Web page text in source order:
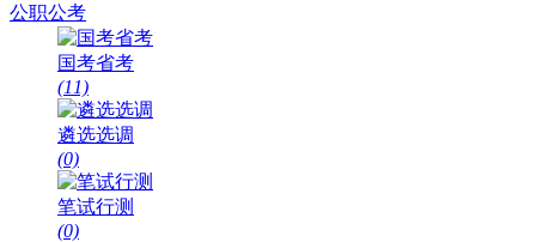
公职公考
国考省考
(11)
遴选选调
(0)
笔试行测
(0)